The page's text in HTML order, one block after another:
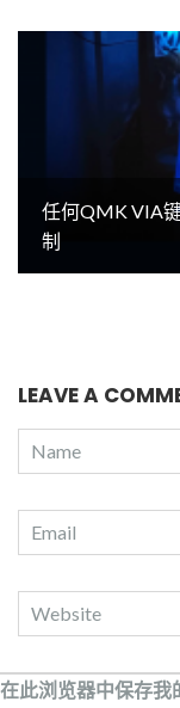
任何QMK VIA
制
LEAVE A
在此浏览器中保存我